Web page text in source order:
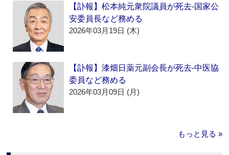
【訃報】松本純元衆院議員が死去‐国家公
安委員長など務める
2026年03月19日 (木)
【訃報】漆畑日薬元副会長が死去‐中医協
委員など務める
2026年03月09日 (月)
もっと見る »